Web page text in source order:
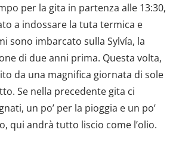
per la gita in partenza alle 13:30,
a indossare la tuta termica e
sono imbarcato sulla Sylvía, la
di due anni prima. Questa volta,
da una magnifica giornata di sole
Se nella precedente gita ci
un po’ per la pioggia e un po’
qui andrà tutto liscio come l’olio.